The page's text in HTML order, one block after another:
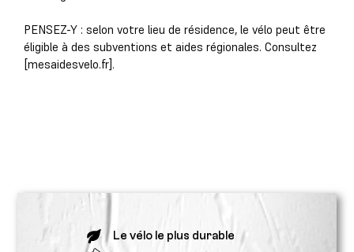
PENSEZ-Y : selon votre lieu de résidence, le vélo peut être
éligible à des subventions et aides régionales. Consultez
[mesaidesvelo.fr].
Le vélo le plus durable